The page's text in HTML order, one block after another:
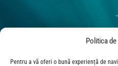
Politica
Pentru a vă oferi o bună experiență de